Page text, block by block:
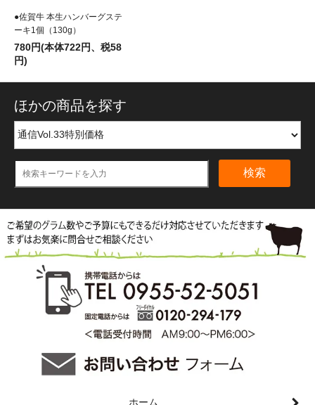
●佐賀牛 本生ハンバーグステ
ーキ1個（130g）
780円(本体722円、税58
円)
ほかの商品を探す
検索
ホーム